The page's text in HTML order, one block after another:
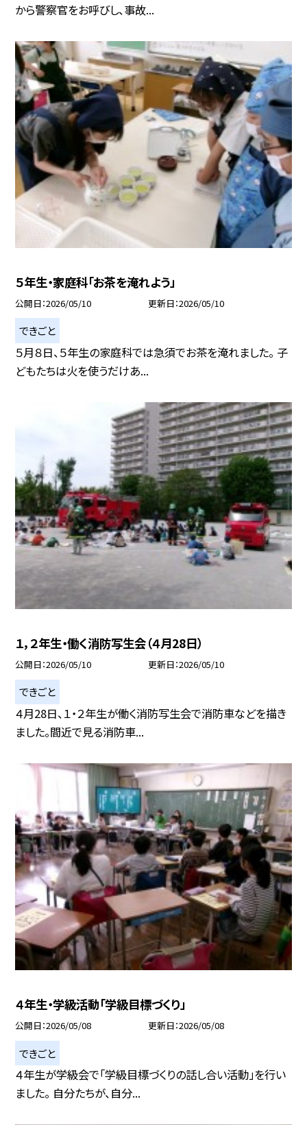
から警察官をお呼びし、事故...
５年生・家庭科「お茶を淹れよう」
公開日 2026/05/10 更新日 2026/05/10
できごと
５月８日、５年生の家庭科では急須でお茶を淹れました。 子
どもたちは火を使うだけあ...
１，２年生・働く消防写生会（４月28日）
公開日 2026/05/10 更新日 2026/05/10
できごと
４月28日、１・２年生が働く消防写生会で消防車などを描き
ました。間近で見る消防車...
４年生・学級活動「学級目標づくり」
公開日 2026/05/08 更新日 2026/05/08
できごと
４年生が学級会で「学級目標づくりの話し合い活動」を行い
ました。 自分たちが、自分...